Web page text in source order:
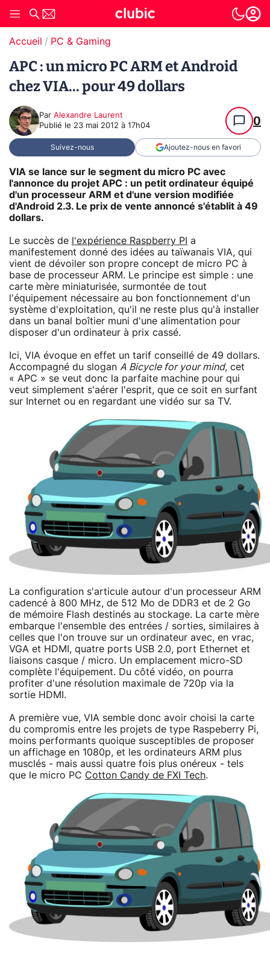
Accueil PC & Gaming
APC : un micro PC ARM et Android
chez VIA... pour 49 dollars
Par Alexandre Laurent
Publié le 23 mai 2012 à 17h04 0
Suivez-nous Ajoutez-nous en favori
VIA se lance sur le segment du micro PC avec
l'annonce du projet APC : un petit ordinateur équipé
d'un processeur ARM et d'une version modifiée
d'Android 2.3. Le prix de vente annoncé s'établit à 49
dollars.
Le succès de l'expérience Raspberry PI a
manifestement donné des idées au taïwanais VIA, qui
vient de dévoiler son propre concept de micro PC à
base de processeur ARM. Le principe est simple : une
carte mère miniaturisée, surmontée de tout
l'équipement nécessaire au bon fonctionnement d'un
système d'exploitation, qu'il ne reste plus qu'à installer
dans un banal boîtier muni d'une alimentation pour
disposer d'un ordinateur à prix cassé.
Ici, VIA évoque en effet un tarif conseillé de 49 dollars.
Accompagné du slogan A Bicycle for your mind, cet
« APC » se veut donc la parfaite machine pour qui
veut simplement s'aérer l'esprit, que ce soit en surfant
sur Internet ou en regardant une vidéo sur sa TV.
La configuration s'articule autour d'un processeur ARM
cadencé à 800 MHz, de 512 Mo de DDR3 et de 2 Go
de mémoire Flash destinés au stockage. La carte mère
embarque l'ensemble des entrées / sorties, similaires à
celles que l'on trouve sur un ordinateur avec, en vrac,
VGA et HDMI, quatre ports USB 2.0, port Ethernet et
liaisons casque / micro. Un emplacement micro-SD
complète l'équipement. Du côté vidéo, on pourra
profiter d'une résolution maximale de 720p via la
sortie HDMI.
A première vue, VIA semble donc avoir choisi la carte
du compromis entre les projets de type Raspeberry Pi,
moins performants quoique susceptibles de proposer
un affichage en 1080p, et les ordinateurs ARM plus
musclés - mais aussi quatre fois plus onéreux - tels
que le micro PC Cotton Candy de FXI Tech.